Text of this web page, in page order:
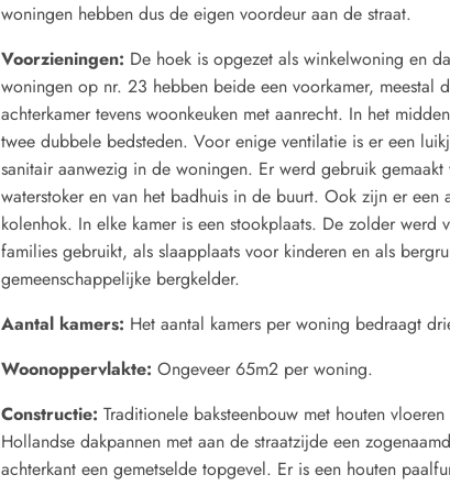
woningen hebben dus de eigen voordeur aan de straat.
Voorzieningen: De hoek is opgezet als winkelwoning en
woningen op nr. 23 hebben beide een voorkamer, meestal
achterkamer tevens woonkeuken met aanrecht. In het
twee dubbele bedsteden. Voor enige ventilatie is er een
sanitair aanwezig in de woningen. Er werd gebruik gemaakt
waterstoker en van het badhuis in de buurt. Ook zijn er een
kolenhok. In elke kamer is een stookplaats. De zolder werd
families gebruikt, als slaapplaats voor kinderen en als
gemeenschappelijke bergkelder.
Aantal kamers: Het aantal kamers per woning bedraagt
Woonoppervlakte: Ongeveer 65m2 per woning.
Constructie: Traditionele baksteenbouw met houten
Hollandse dakpannen met aan de straatzijde een
achterkant een gemetselde topgevel. Er is een houten